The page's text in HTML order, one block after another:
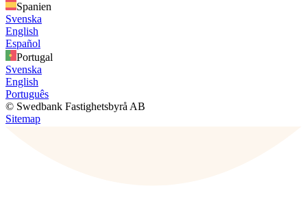
Spanien
Svenska
English
Español
Portugal
Svenska
English
Português
© Swedbank Fastighetsbyrå AB
Sitemap